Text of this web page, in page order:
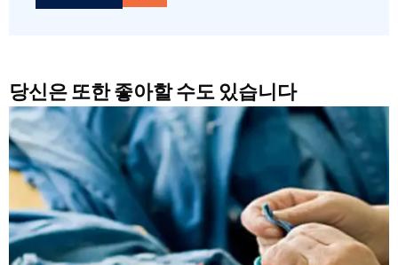
당신은 또한 좋아할 수도 있습니다